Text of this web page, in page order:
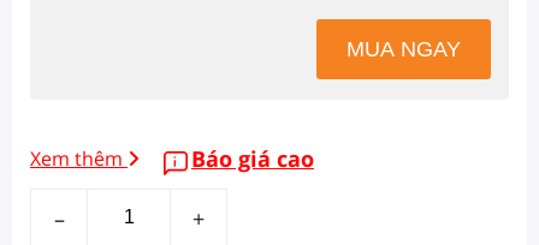
Xem thêm Báo giá cao
– +